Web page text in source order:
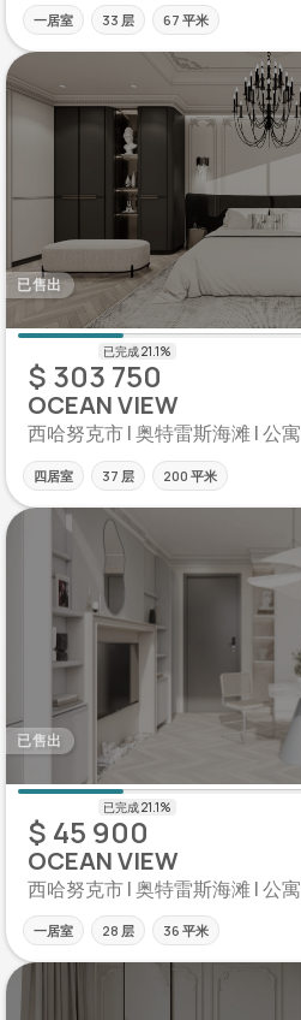
一居室 33 层 67 平米
已售出
$ 303 750
OCEAN VIEW
西哈努克市 | 奥特雷斯海滩 | 公寓
四居室 37 层 200 平米
已售出
$ 45 900
OCEAN VIEW
西哈努克市 | 奥特雷斯海滩 | 公寓
一居室 28 层 36 平米